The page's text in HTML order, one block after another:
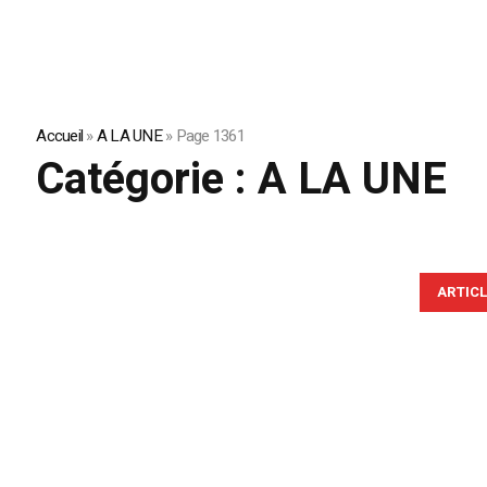
Accueil»A LA UNE»Page 1361
Catégorie :A LA UNE